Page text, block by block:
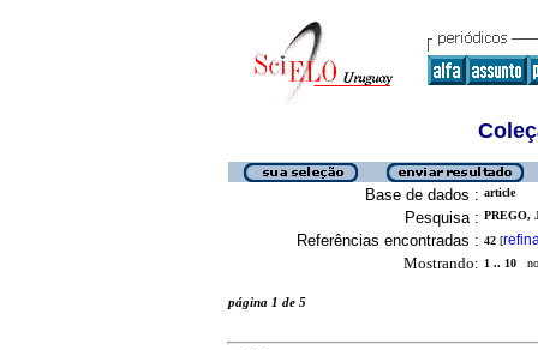
Base de dados : article
Pesquisa : PREGO,
Referências encontradas : 42 [
Mostrando: 1 .. 10
página 1 de 5